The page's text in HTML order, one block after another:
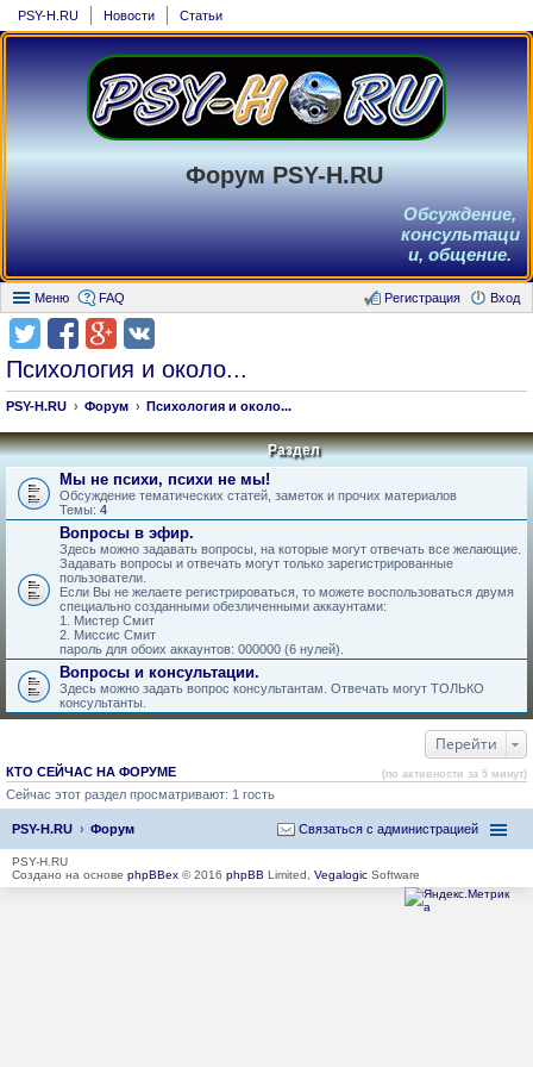
PSY-H.RU Новости Статьи
Форум PSY-H.RU
Обсуждение,
консультаци
и, общение.
Меню FAQ Вход
Регистрация
Психология и около...
PSY-H.RU Форум Психология и около...
Раздел
Мы не психи, психи не мы!
Обсуждение тематических статей, заметок и прочих материалов
Темы: 4
Вопросы в эфир.
Здесь можно задавать вопросы, на которые могут отвечать все желающие.
Задавать вопросы и отвечать могут только зарегистрированные
пользователи.
Если Вы не желаете регистрироваться, то можете воспользоваться двумя
специально созданными обезличенными аккаунтами:
1. Мистер Смит
2. Миссис Смит
пароль для обоих аккаунтов: 000000 (6 нулей).
Вопросы и консультации.
Здесь можно задать вопрос консультантам. Отвечать могут ТОЛЬКО
консультанты.
Перейти
КТО СЕЙЧАС НА ФОРУМЕ (по активности за 5 минут)
Сейчас этот раздел просматривают: 1 гость
PSY-H.RU Форум Связаться с администрацией
PSY-H.RU
Создано на основе phpBBex © 2016 phpBB Limited, Vegalogic Software